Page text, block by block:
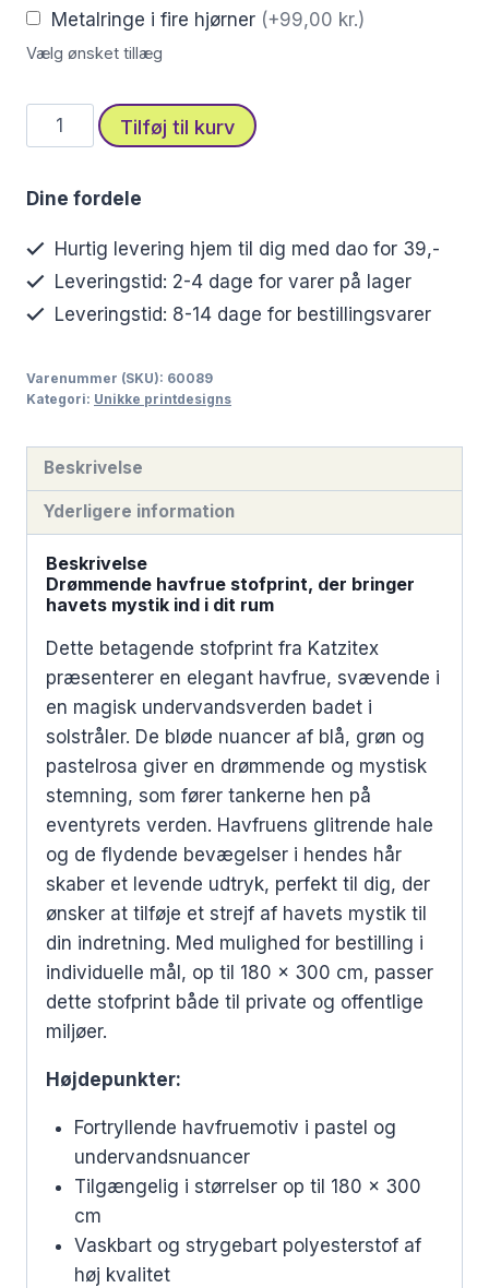
Metalringe i fire hjørner (+99,00 kr.)
Vælg ønsket tillæg
Stofprint
med
havfrue
undervandsverden
antal
Tilføj til kurv
Dine fordele
Hurtig levering hjem til dig med dao for 39,-
Leveringstid: 2-4 dage for varer på lager
Leveringstid: 8-14 dage for bestillingsvarer
Varenummer (SKU): 60089
Kategori: Unikke printdesigns
Beskrivelse
Yderligere information
Beskrivelse
Drømmende havfrue stofprint, der bringer
havets mystik ind i dit rum
Dette betagende stofprint fra Katzitex
præsenterer en elegant havfrue, svævende i
en magisk undervandsverden badet i
solstråler. De bløde nuancer af blå, grøn og
pastelrosa giver en drømmende og mystisk
stemning, som fører tankerne hen på
eventyrets verden. Havfruens glitrende hale
og de flydende bevægelser i hendes hår
skaber et levende udtryk, perfekt til dig, der
ønsker at tilføje et strejf af havets mystik til
din indretning. Med mulighed for bestilling i
individuelle mål, op til 180 x 300 cm, passer
dette stofprint både til private og offentlige
miljøer.
Højdepunkter:
Fortryllende havfruemotiv i pastel og
undervandsnuancer
Tilgængelig i størrelser op til 180 x 300
cm
Vaskbart og strygebart polyesterstof af
høj kvalitet